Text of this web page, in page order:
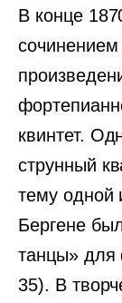
В конце
квинтет.
струнный
тему одной
Бергене
танцы» для
35). В